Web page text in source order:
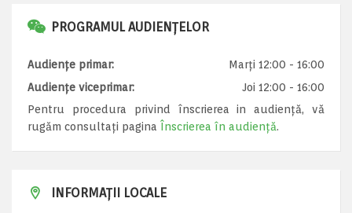
PROGRAMUL AUDIENȚELOR
Audiențe primar:
Marți 12:00 - 16:00
Audiențe viceprimar:
Joi 12:00 - 16:00
Pentru procedura privind înscrierea in audiență, vă
rugăm consultați pagina Înscrierea în audiență.
INFORMAȚII LOCALE